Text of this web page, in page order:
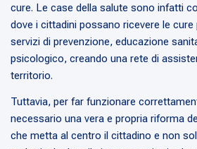
cure. Le case della salute sono infatti
dove i cittadini possano ricevere le cure
servizi di prevenzione, educazione
psicologico, creando una rete di
territorio.
Tuttavia, per far funzionare
necessario una vera e propria riforma
che metta al centro il cittadino e non